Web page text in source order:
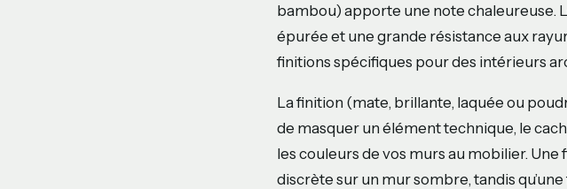
bambou) apporte une note chaleureuse.
épurée et une grande résistance aux
finitions spécifiques pour des intérieurs
La finition (mate, brillante, laquée ou
de masquer un élément technique, le
les couleurs de vos murs au mobilier.
discrète sur un mur sombre, tandis